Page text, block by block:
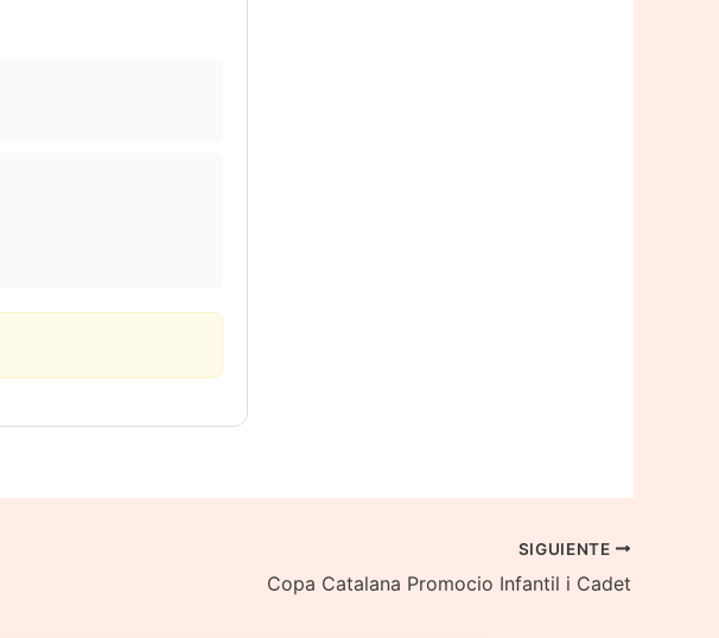
SIGUIENTE
Copa Catalana Promocio Infantil i Cadet